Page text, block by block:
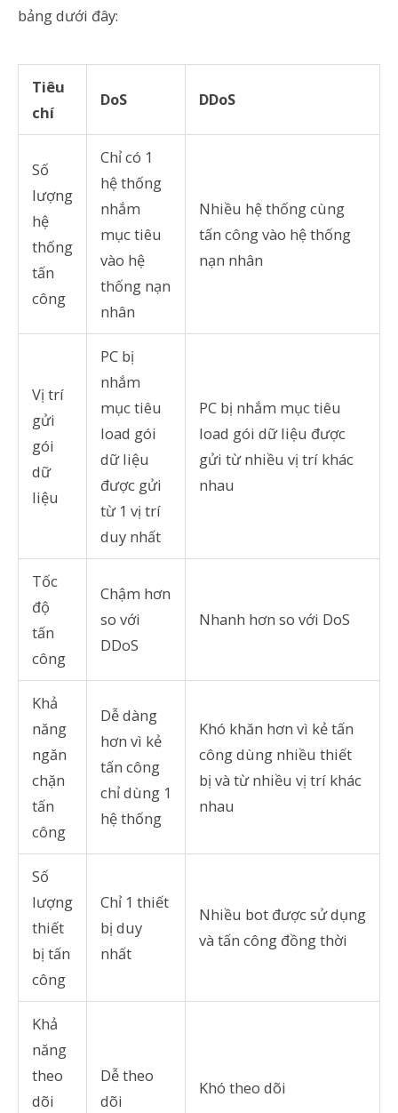
bảng dưới đây:
Tiêu
chí
DoS DDoS
Số
lượng
hệ
thống
tấn
công
Chỉ có 1
hệ thống
nhắm
mục tiêu
vào hệ
thống nạn
nhân
Nhiều hệ thống cùng
tấn công vào hệ thống
nạn nhân
Vị trí
gửi
gói
dữ
liệu
PC bị
nhắm
mục tiêu
load gói
dữ liệu
được gửi
từ 1 vị trí
duy nhất
PC bị nhắm mục tiêu
load gói dữ liệu được
gửi từ nhiều vị trí khác
nhau
Tốc
độ
tấn
công
Chậm hơn
so với
DDoS
Nhanh hơn so với DoS
Khả
năng
ngăn
chặn
tấn
công
Dễ dàng
hơn vì kẻ
tấn công
chỉ dùng 1
hệ thống
Khó khăn hơn vì kẻ tấn
công dùng nhiều thiết
bị và từ nhiều vị trí khác
nhau
Số
lượng
thiết
bị tấn
công
Chỉ 1 thiết
bị duy
nhất
Nhiều bot được sử dụng
và tấn công đồng thời
Khả
năng
theo
dõi
Dễ theo
dõi
Khó theo dõi